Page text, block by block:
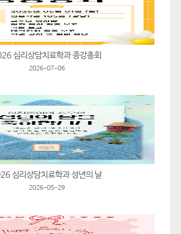
심리상담치료학과 종강총회
2026-07-06
심리상담치료학과 성년의 날
2026-05-29